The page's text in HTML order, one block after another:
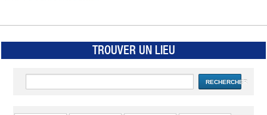
TROUVER UN LIEU
RECHERCHER